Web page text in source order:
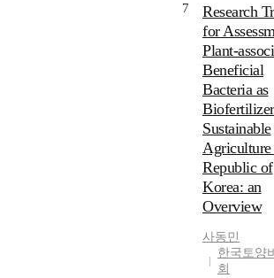
7
Research
for
Plant-
Beneficial
Bacteria as
Sustainable
Republic of
Korea: an
Overview
사동민
한국토양
회